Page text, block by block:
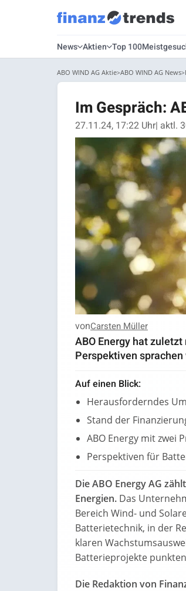
News Aktien Top 100
ABO WIND AG Aktie ABO WIND AG News
Im Gespräch:
27.11.24, 17:22 Uhr| aktl.
vonCarsten Müller
ABO Energy hat
Perspektiven
Auf einen Blick:
Herausforderndes
Stand der
ABO Energy mit zwei
Perspektiven für
Die ABO Energy AG
Energien. Das
Bereich Wind- und
Batterietechnik, in der
klaren
Batterieprojekte
Die Redaktion von